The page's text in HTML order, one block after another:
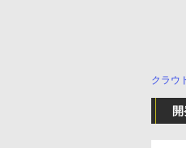
クラウ